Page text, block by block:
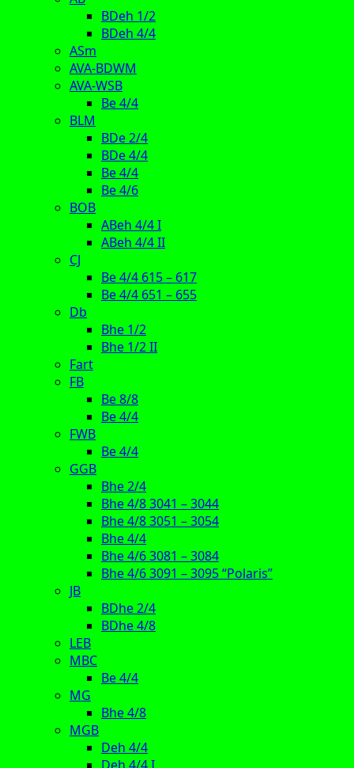
BDeh 1/2
BDeh 4/4
ASm
AVA-BDWM
AVA-WSB
Be 4/4
BLM
BDe 2/4
BDe 4/4
Be 4/4
Be 4/6
BOB
ABeh 4/4 I
ABeh 4/4 II
CJ
Be 4/4 615 – 617
Be 4/4 651 – 655
Db
Bhe 1/2
Bhe 1/2 II
Fart
FB
Be 8/8
Be 4/4
FWB
Be 4/4
GGB
Bhe 2/4
Bhe 4/8 3041 – 3044
Bhe 4/8 3051 – 3054
Bhe 4/4
Bhe 4/6 3081 – 3084
Bhe 4/6 3091 – 3095 “Polaris”
JB
BDhe 2/4
BDhe 4/8
LEB
MBC
Be 4/4
MG
Bhe 4/8
MGB
Deh 4/4